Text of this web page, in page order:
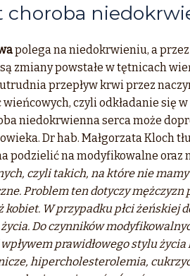
choroba
polega na niedokrwieniu, a
zmiany powstałe w tętnicach
przepływ krwi przez
czyli odkładanie się
niedokrwienna serca może
Dr hab. Małgorzata Kloch
podzielić na modyfikowalne oraz
czyli takich, na które nie mamy
Problem ten dotyczy mężczyzn
kobiet. W przypadku płci żeńskiej
Do czynników
prawidłowego stylu
hipercholesterolemia,